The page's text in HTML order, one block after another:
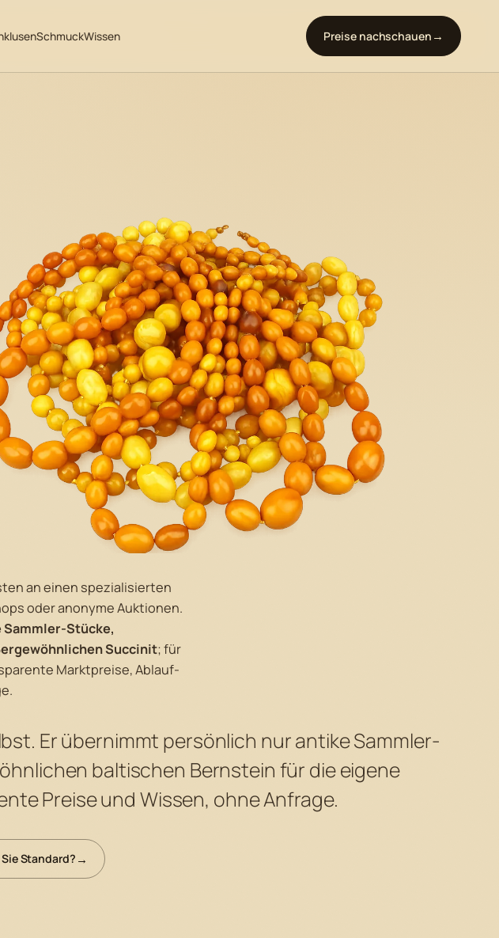
SchmuckWissen Preise nachschauen
an einen spezialisierten
oder anonyme Auktionen.
Sammler-Stücke,
Succinit; für
Marktpreise, Ablauf-
Er übernimmt persönlich nur antike Sammler-
baltischen Bernstein für die eigene
Preise und Wissen, ohne Anfrage.
Standard?